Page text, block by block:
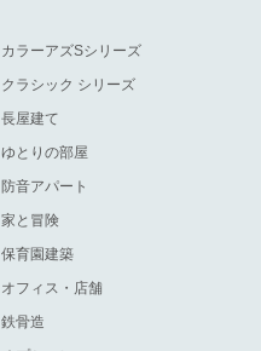
カラーアズSシリーズ
クラシック シリーズ
長屋建て
ゆとりの部屋
防音アパート
家と冒険
保育園建築
オフィス・店舗
鉄骨造